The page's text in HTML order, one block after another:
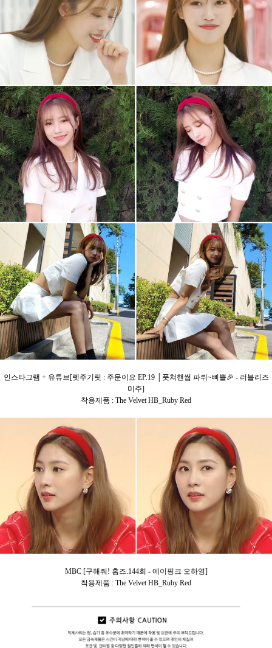
인스타그램 + 유튜브[렛주기릿 : 주문이요 EP.19 │풋쳐핸썹 파뤼~삐쁠🎉 - 러블리즈
미주]
착용제품 : The Velvet HB_Ruby Red
MBC [구해줘! 홈즈.144회 - 에이핑크 오하영]
착용제품 : The Velvet HB_Ruby Red